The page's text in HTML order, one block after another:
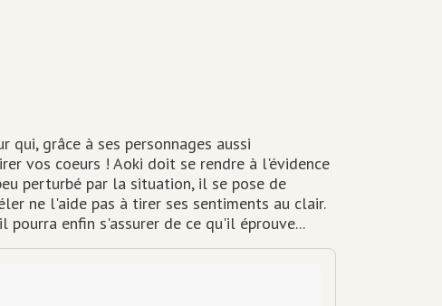
qui, grâce à ses personnages aussi
vos coeurs ! Aoki doit se rendre à l'évidence
perturbé par la situation, il se pose de
ne l'aide pas à tirer ses sentiments au clair.
pourra enfin s'assurer de ce qu'il éprouve...